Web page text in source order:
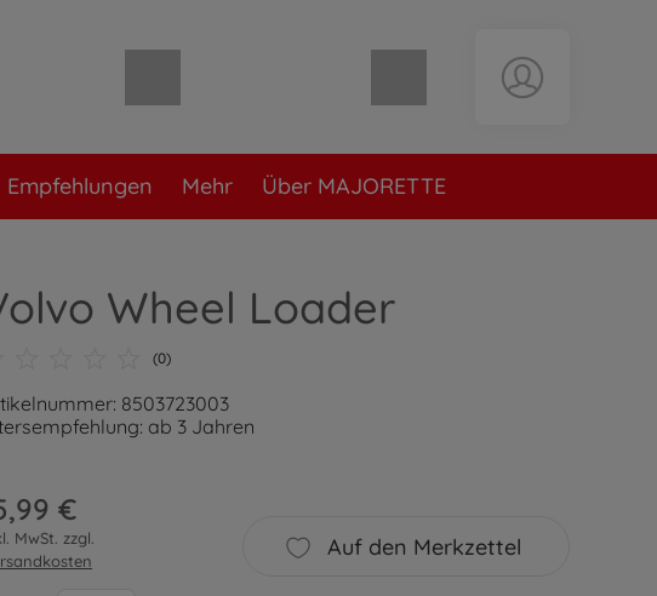
Warenkorb leer
Empfehlungen Mehr Über MAJORETTE
Wheel Loader
(0)
8503723003
ab 3 Jahren
€
MwSt. zzgl.
Auf den Merkzettel